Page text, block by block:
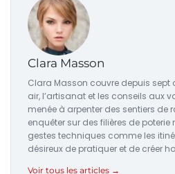
Clara Masson
Clara Masson couvre depuis sept
air, l’artisanat et les conseils aux
menée à arpenter des sentiers de
enquêter sur des filières de poterie
gestes techniques comme les
désireux de pratiquer et de créer
Voir tous les articles →